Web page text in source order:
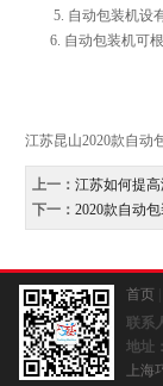
5. 自动包装机设有
6. 自动包装机可根
江苏昆山2020款自
上一： 江苏如何提
下一： 2020款自动
首页
联系
地址：
上海